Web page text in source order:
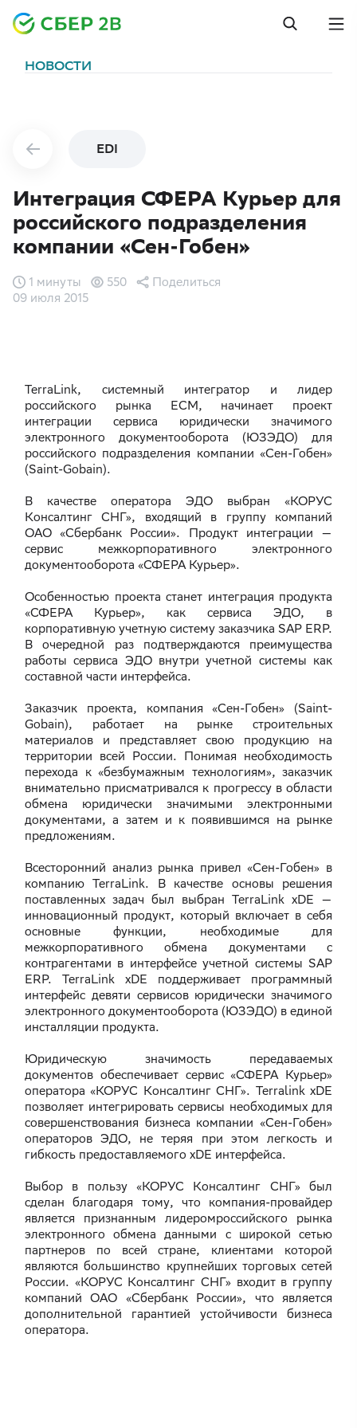
НОВОСТИ
EDI
Интеграция СФЕРА Курьер для
российского подразделения
компании «Сен-Гобен»
09 июля 2015
1 минуты 550 Поделиться
TerraLink, системный интегратор и лидер
российского рынка ECM, начинает проект
интеграции сервиса юридически значимого
электронного документооборота (ЮЗЭДО) для
российского подразделения компании «Сен-Гобен»
(Saint-Gobain).
В качестве оператора ЭДО выбран «КОРУС
Консалтинг СНГ», входящий в группу компаний
ОАО «Сбербанк России». Продукт интеграции —
сервис межкорпоративного электронного
документооборота «СФЕРА Курьер».
Особенностью проекта станет интеграция продукта
«СФЕРА Курьер», как сервиса ЭДО, в
корпоративную учетную систему заказчика SAP ERP.
В очередной раз подтверждаются преимущества
работы сервиса ЭДО внутри учетной системы как
составной части интерфейса.
Заказчик проекта, компания «Сен-Гобен» (Saint-
Gobain), работает на рынке строительных
материалов и представляет свою продукцию на
территории всей России. Понимая необходимость
перехода к «безбумажным технологиям», заказчик
внимательно присматривался к прогрессу в области
обмена юридически значимыми электронными
документами, а затем и к появившимся на рынке
предложениям.
Всесторонний анализ рынка привел «Сен-Гобен» в
компанию TerraLink. В качестве основы решения
поставленных задач был выбран TerraLink xDE —
инновационный продукт, который включает в себя
основные функции, необходимые для
межкорпоративного обмена документами с
контрагентами в интерфейсе учетной системы SAP
ERP. TerraLink xDE поддерживает программный
интерфейс девяти сервисов юридически значимого
электронного документооборота (ЮЗЭДО) в единой
инсталляции продукта.
Юридическую значимость передаваемых
документов обеспечивает сервис «СФЕРА Курьер»
оператора «КОРУС Консалтинг СНГ». Terralink xDE
позволяет интегрировать сервисы необходимых для
совершенствования бизнеса компании «Сен-Гобен»
операторов ЭДО, не теряя при этом легкость и
гибкость предоставляемого xDE интерфейса.
Выбор в пользу «КОРУС Консалтинг СНГ» был
сделан благодаря тому, что компания-провайдер
является признанным лидеромроссийского рынка
электронного обмена данными с широкой сетью
партнеров по всей стране, клиентами которой
являются большинство крупнейших торговых сетей
России. «КОРУС Консалтинг СНГ» входит в группу
компаний ОАО «Сбербанк России», что является
дополнительной гарантией устойчивости бизнеса
оператора.